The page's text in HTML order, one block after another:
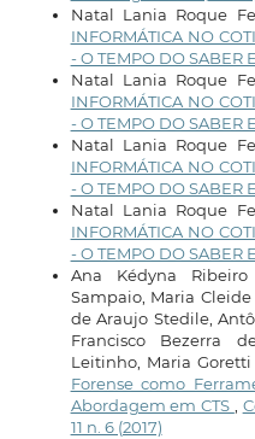
Natal Lania Roque
INFORMÁTICA NO
- O TEMPO DO SABER
Natal Lania Roque
INFORMÁTICA NO
- O TEMPO DO SABER
Natal Lania Roque
INFORMÁTICA NO
- O TEMPO DO SABER
Natal Lania Roque
INFORMÁTICA NO
- O TEMPO DO SABER
Ana Kédyna
Sampaio, Maria
de Araujo Stedile,
Francisco Bezerra
Leitinho, Maria
Forense como
Abordagem em CTS
11 n. 6 (2017)